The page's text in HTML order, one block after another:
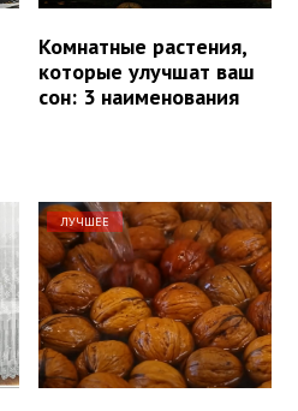
Комнатные растения,
которые улучшат ваш
сон: 3 наименования
ЛУЧШЕЕ